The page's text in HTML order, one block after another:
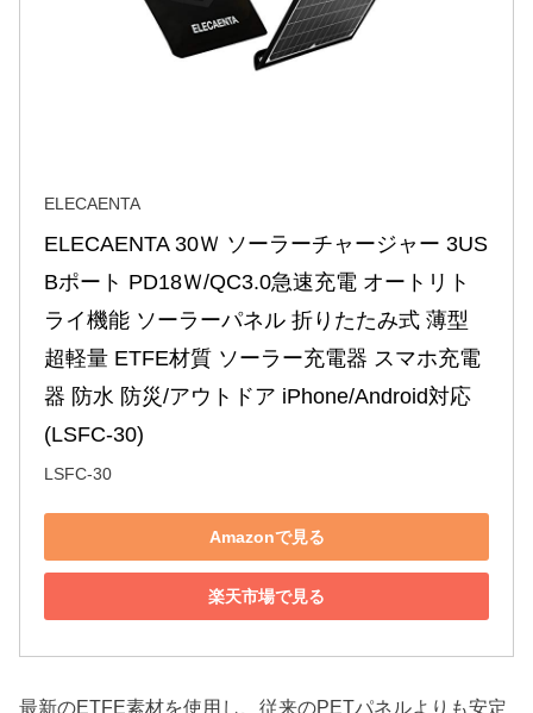
ELECAENTA
ELECAENTA 30Ｗ ソーラーチャージャー 3US
Bポート PD18Ｗ/QC3.0急速充電 オートリト
ライ機能 ソーラーパネル 折りたたみ式 薄型
超軽量 ETFE材質 ソーラー充電器 スマホ充電
器 防水 防災/アウトドア iPhone/Android対応
(LSFC-30)
LSFC-30
Amazonで見る
楽天市場で見る
最新のETFE素材を使用し、従来のPETパネルよりも安定